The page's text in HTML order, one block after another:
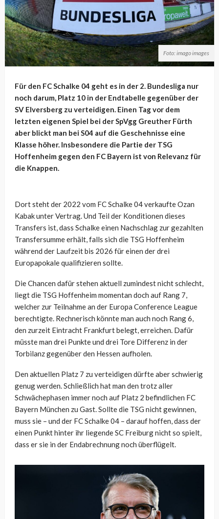
Foto: imago images
Für den FC Schalke 04 geht es in der 2. Bundesliga nur
noch darum, Platz 10 in der Endtabelle gegenüber der
SV Elversberg zu verteidigen. Einen Tag vor dem
letzten eigenen Spiel bei der SpVgg Greuther Fürth
aber blickt man bei S04 auf die Geschehnisse eine
Klasse höher. Insbesondere die Partie der TSG
Hoffenheim gegen den FC Bayern ist von Relevanz für
die Knappen.
Dort steht der 2022 vom FC Schalke 04 verkaufte Ozan
Kabak unter Vertrag. Und Teil der Konditionen dieses
Transfers ist, dass Schalke einen Nachschlag zur gezahlten
Transfersumme erhält, falls sich die TSG Hoffenheim
während der Laufzeit bis 2026 für einen der drei
Europapokale qualifizieren sollte.
Die Chancen dafür stehen aktuell zumindest nicht schlecht,
liegt die TSG Hoffenheim momentan doch auf Rang 7,
welcher zur Teilnahme an der Europa Conference League
berechtigte. Rechnerisch könnte man auch noch Rang 6,
den zurzeit Eintracht Frankfurt belegt, erreichen. Dafür
müsste man drei Punkte und drei Tore Differenz in der
Torbilanz gegenüber den Hessen aufholen.
Den aktuellen Platz 7 zu verteidigen dürfte aber schwierig
genug werden. Schließlich hat man den trotz aller
Schwächephasen immer noch auf Platz 2 befindlichen FC
Bayern München zu Gast. Sollte die TSG nicht gewinnen,
muss sie – und der FC Schalke 04 – darauf hoffen, dass der
einen Punkt hinter ihr liegende SC Freiburg nicht so spielt,
dass er sie in der Endabrechnung noch überflügelt.